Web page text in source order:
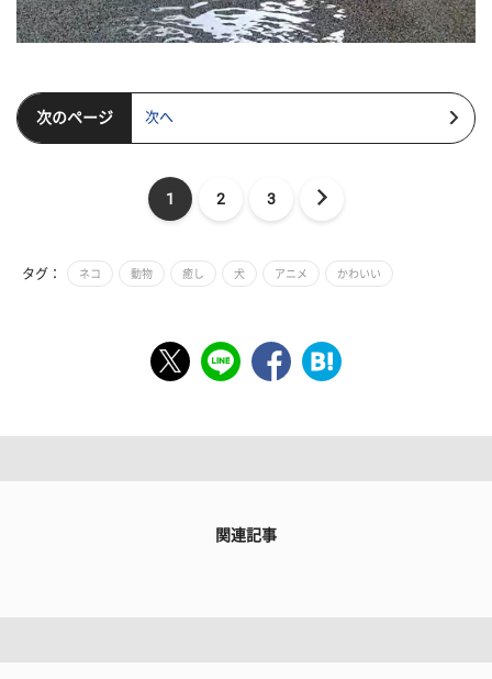
次のページ 次へ
1 2 3
タグ： ネコ 動物 癒し 犬 アニメ かわいい
関連記事